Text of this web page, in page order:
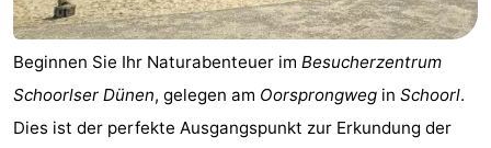
Beginnen Sie Ihr Naturabenteuer im Besucherzentrum
Schoorlser Dünen, gelegen am Oorsprongweg in Schoorl.
Dies ist der perfekte Ausgangspunkt zur Erkundung der